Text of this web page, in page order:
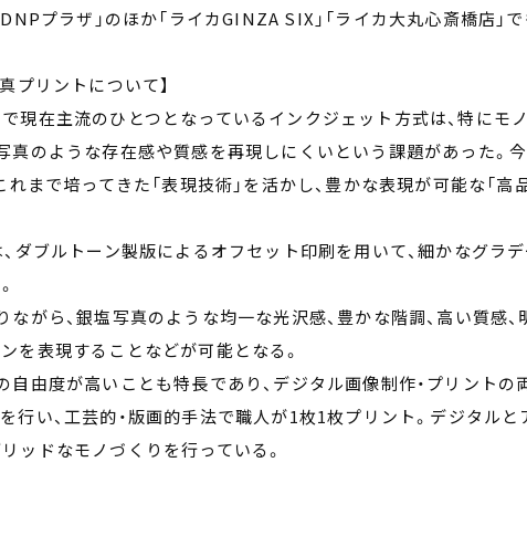
プラザ」のほか「ライカGINZA SIX」「ライカ大丸心斎橋店」で
プリントについて】
現在主流のひとつとなっているインクジェット方式は、特にモノ
真のような存在感や質感を再現しにくいという課題があった。今
まで培ってきた「表現技術」を活かし、豊かな表現が可能な「高
ダブルトーン製版によるオフセット印刷を用いて、細かなグラデ
がら、銀塩写真のような均一な光沢感、豊かな階調、高い質感、
を表現することなどが可能となる。
自由度が高いことも特長であり、デジタル画像制作・プリントの
行い、工芸的・版画的手法で職人が1枚1枚プリント。デジタルと
ッドなモノづくりを行っている。